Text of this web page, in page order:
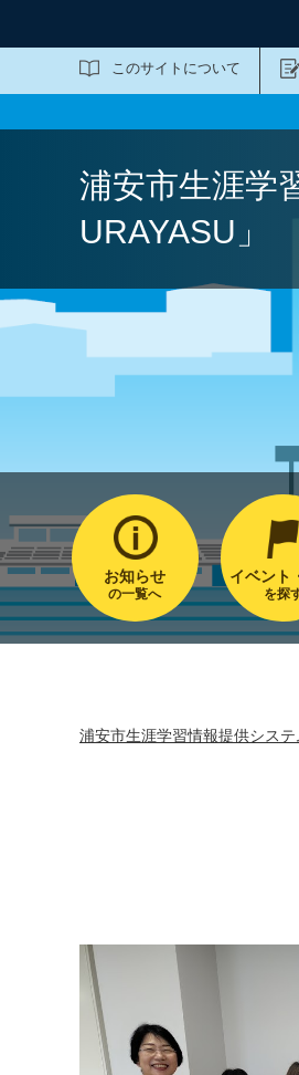
このサイトについて
サイト内検索
浦安市生涯学
URAYASU」
お知らせ
の一覧へ
イベント
を探
浦安市生涯学習情報提供システ